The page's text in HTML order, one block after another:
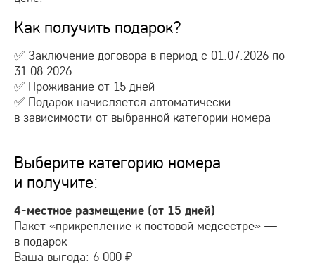
Как получить подарок?
✅ Заключение договора в период с 01.07.2026 по
31.08.2026
✅ Проживание от 15 дней
✅ Подарок начисляется автоматически
в зависимости от выбранной категории номера
Выберите категорию номера
и получите:
4-местное размещение (от 15 дней)
Пакет «прикрепление к постовой медсестре» —
в подарок
Ваша выгода: 6 000 ₽